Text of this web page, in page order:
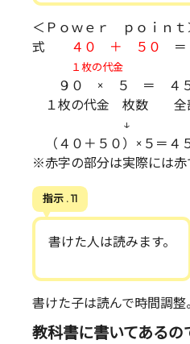
＜Ｐｏｗｅｒ ｐｏｉｎｔ
式
４０ ＋ ５０
１枚の代金
９０ × ５ ＝ ４５
１枚の代金 枚数 全
↓
（４０＋５０）×５＝４
※赤字の部分は実際には赤
指示 . 11
書けた人は読みます。
書けた子は読んで時間調整
教科書に書いてある